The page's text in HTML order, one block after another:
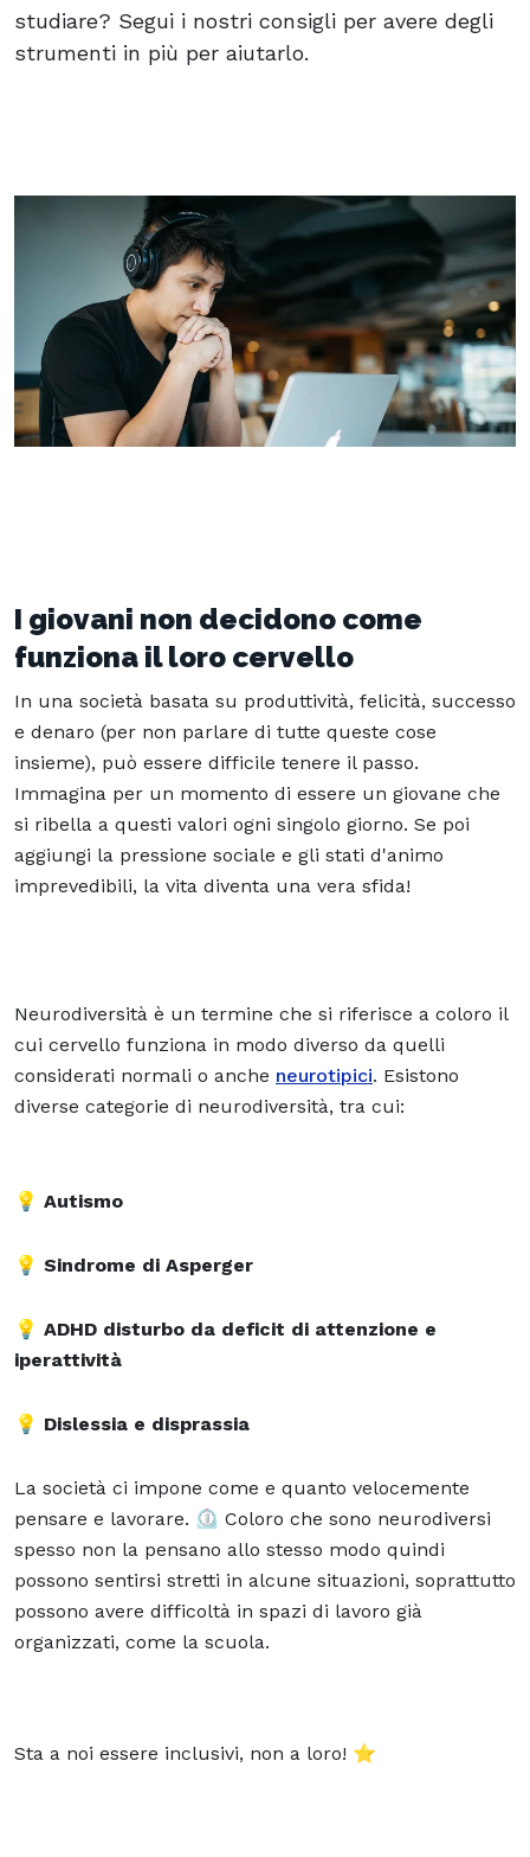
studiare? Segui i nostri consigli per avere degli
strumenti in più per aiutarlo.
I giovani non decidono come
funziona il loro cervello
In una società basata su produttività, felicità, successo
e denaro (per non parlare di tutte queste cose
insieme), può essere difficile tenere il passo.
Immagina per un momento di essere un giovane che
si ribella a questi valori ogni singolo giorno. Se poi
aggiungi la pressione sociale e gli stati d'animo
imprevedibili, la vita diventa una vera sfida!
Neurodiversità è un termine che si riferisce a coloro il
cui cervello funziona in modo diverso da quelli
considerati normali o anche neurotipici. Esistono
diverse categorie di neurodiversità, tra cui:
💡 Autismo
💡 Sindrome di Asperger
💡 ADHD disturbo da deficit di attenzione e
iperattività
💡 Dislessia e disprassia
La società ci impone come e quanto velocemente
pensare e lavorare. ⏲️ Coloro che sono neurodiversi
spesso non la pensano allo stesso modo quindi
possono sentirsi stretti in alcune situazioni, soprattutto
possono avere difficoltà in spazi di lavoro già
organizzati, come la scuola.
Sta a noi essere inclusivi, non a loro! ⭐